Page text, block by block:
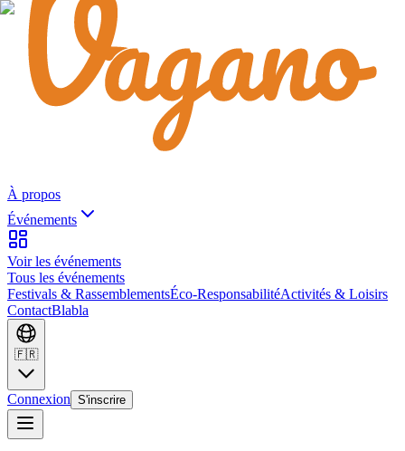
À propos
Événements
Voir les événements
Tous les événements
Festivals & RassemblementsÉco-ResponsabilitéActivités & Loisirs
ContactBlabla
🇫🇷
Connexion S'inscrire